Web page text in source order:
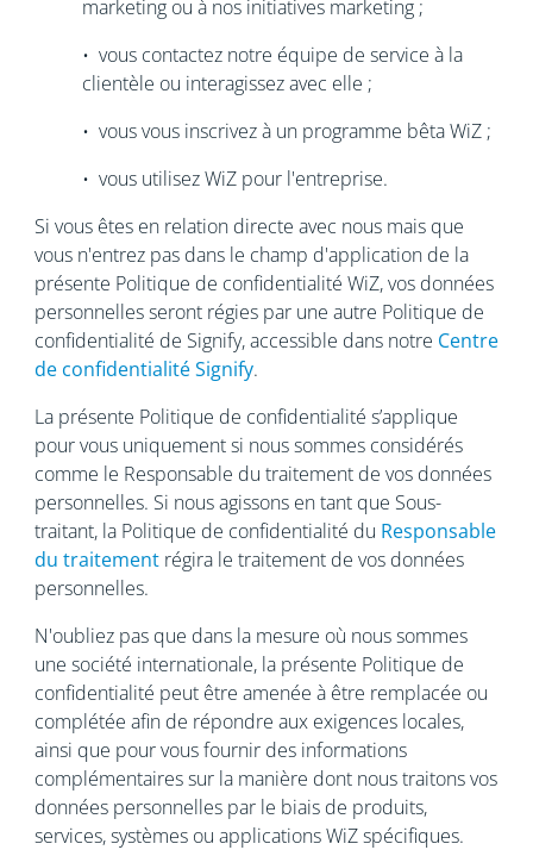
marketing ou à nos initiatives marketing ;
• vous contactez notre équipe de service à la
clientèle ou interagissez avec elle ;
• vous vous inscrivez à un programme bêta WiZ ;
• vous utilisez WiZ pour l'entreprise.
Si vous êtes en relation directe avec nous mais que
vous n'entrez pas dans le champ d'application de la
présente Politique de confidentialité WiZ, vos données
personnelles seront régies par une autre Politique de
confidentialité de Signify, accessible dans notre Centre
de confidentialité Signify.
La présente Politique de confidentialité s’applique
pour vous uniquement si nous sommes considérés
comme le Responsable du traitement de vos données
personnelles. Si nous agissons en tant que Sous-
traitant, la Politique de confidentialité du Responsable
du traitementrégira le traitement de vos données
personnelles.
N'oubliez pas que dans la mesure où nous sommes
une société internationale, la présente Politique de
confidentialité peut être amenée à être remplacée ou
complétée afin de répondre aux exigences locales,
ainsi que pour vous fournir des informations
complémentaires sur la manière dont nous traitons vos
données personnelles par le biais de produits,
services, systèmes ou applications WiZ spécifiques.